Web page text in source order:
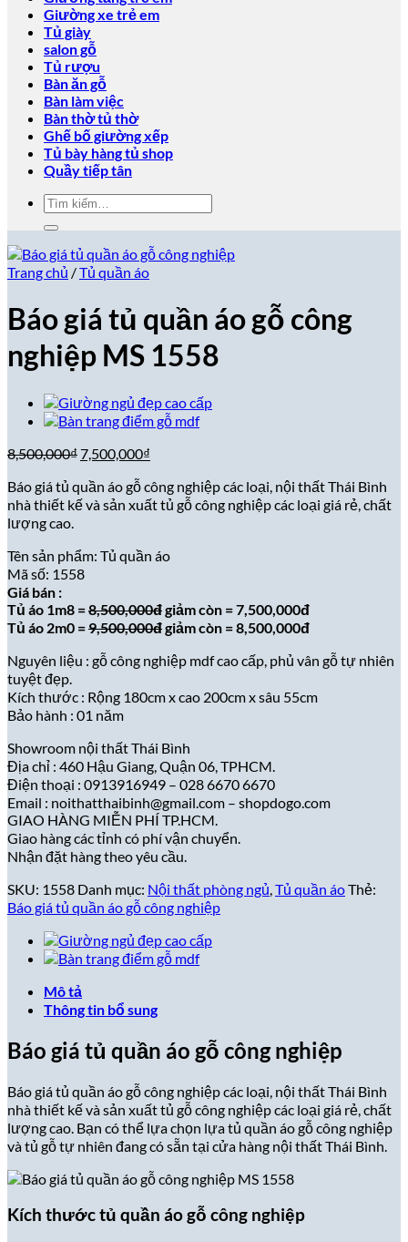
Giường xe trẻ em
Tủ giày
salon gỗ
Tủ rượu
Bàn ăn gỗ
Bàn làm việc
Bàn thờ tủ thờ
Ghế bố giường xếp
Tủ bày hàng tủ shop
Quầy tiếp tân
Tìm
kiếm:
Trang chủ /Tủ quần áo
Báo giá tủ quần áo gỗ công
nghiệp MS 1558
8,500,000₫Giá
là:
8,500,000₫.
7,500,000₫
tại
là:
Báo giá tủ quần áo gỗ công nghiệp các loại, nội thất Thái Bình
nhà thiết kế và sản xuất tủ gỗ công nghiệp các loại giá rẻ, chất
lượng cao.
Tên sản phẩm: Tủ quần áo
Mã số: 1558
Giá bán :
Tủ áo 1m8 =8,500,000đgiảm còn = 7,500,000đ
Tủ áo 2m0 =9,500,000đgiảm còn = 8,500,000đ
Nguyên liệu : gỗ công nghiệp mdf cao cấp, phủ vân gỗ tự nhiên
tuyệt đẹp.
Kích thước : Rộng 180cm x cao 200cm x sâu 55cm
Bảo hành : 01 năm
Showroom nội thất Thái Bình
Địa chỉ : 460 Hậu Giang, Quận 06, TPHCM.
Điện thoại : 0913916949 – 028 6670 6670
Email : noithatthaibinh@gmail.com – shopdogo.com
GIAO HÀNG MIỄN PHÍ TP.HCM.
Giao hàng các tỉnh có phí vận chuyển.
Nhận đặt hàng theo yêu cầu.
SKU: 1558 Danh mục: Nội thất phòng ngủ,Tủ quần áoThẻ:
Báo giá tủ quần áo gỗ công nghiệp
Mô tả
Thông tin bổ sung
Báo giá tủ quần áo gỗ công nghiệp
Báo giá tủ quần áo gỗ công nghiệp các loại, nội thất Thái Bình
nhà thiết kế và sản xuất tủ gỗ công nghiệp các loại giá rẻ, chất
lượng cao. Bạn có thể lựa chọn lựa tủ quần áo gỗ công nghiệp
và tủ gỗ tự nhiên đang có sẵn tại cửa hàng nội thất Thái Bình.
Kích thước tủ quần áo gỗ công nghiệp